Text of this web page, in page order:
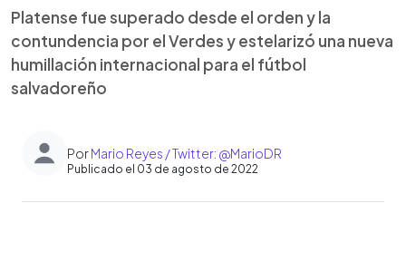
Platense fue superado desde el orden y la
contundencia por el Verdes y estelarizó una nueva
humillación internacional para el fútbol
salvadoreño
PorMario Reyes / Twitter: @MarioDR
Publicado el 03 de agosto de 2022